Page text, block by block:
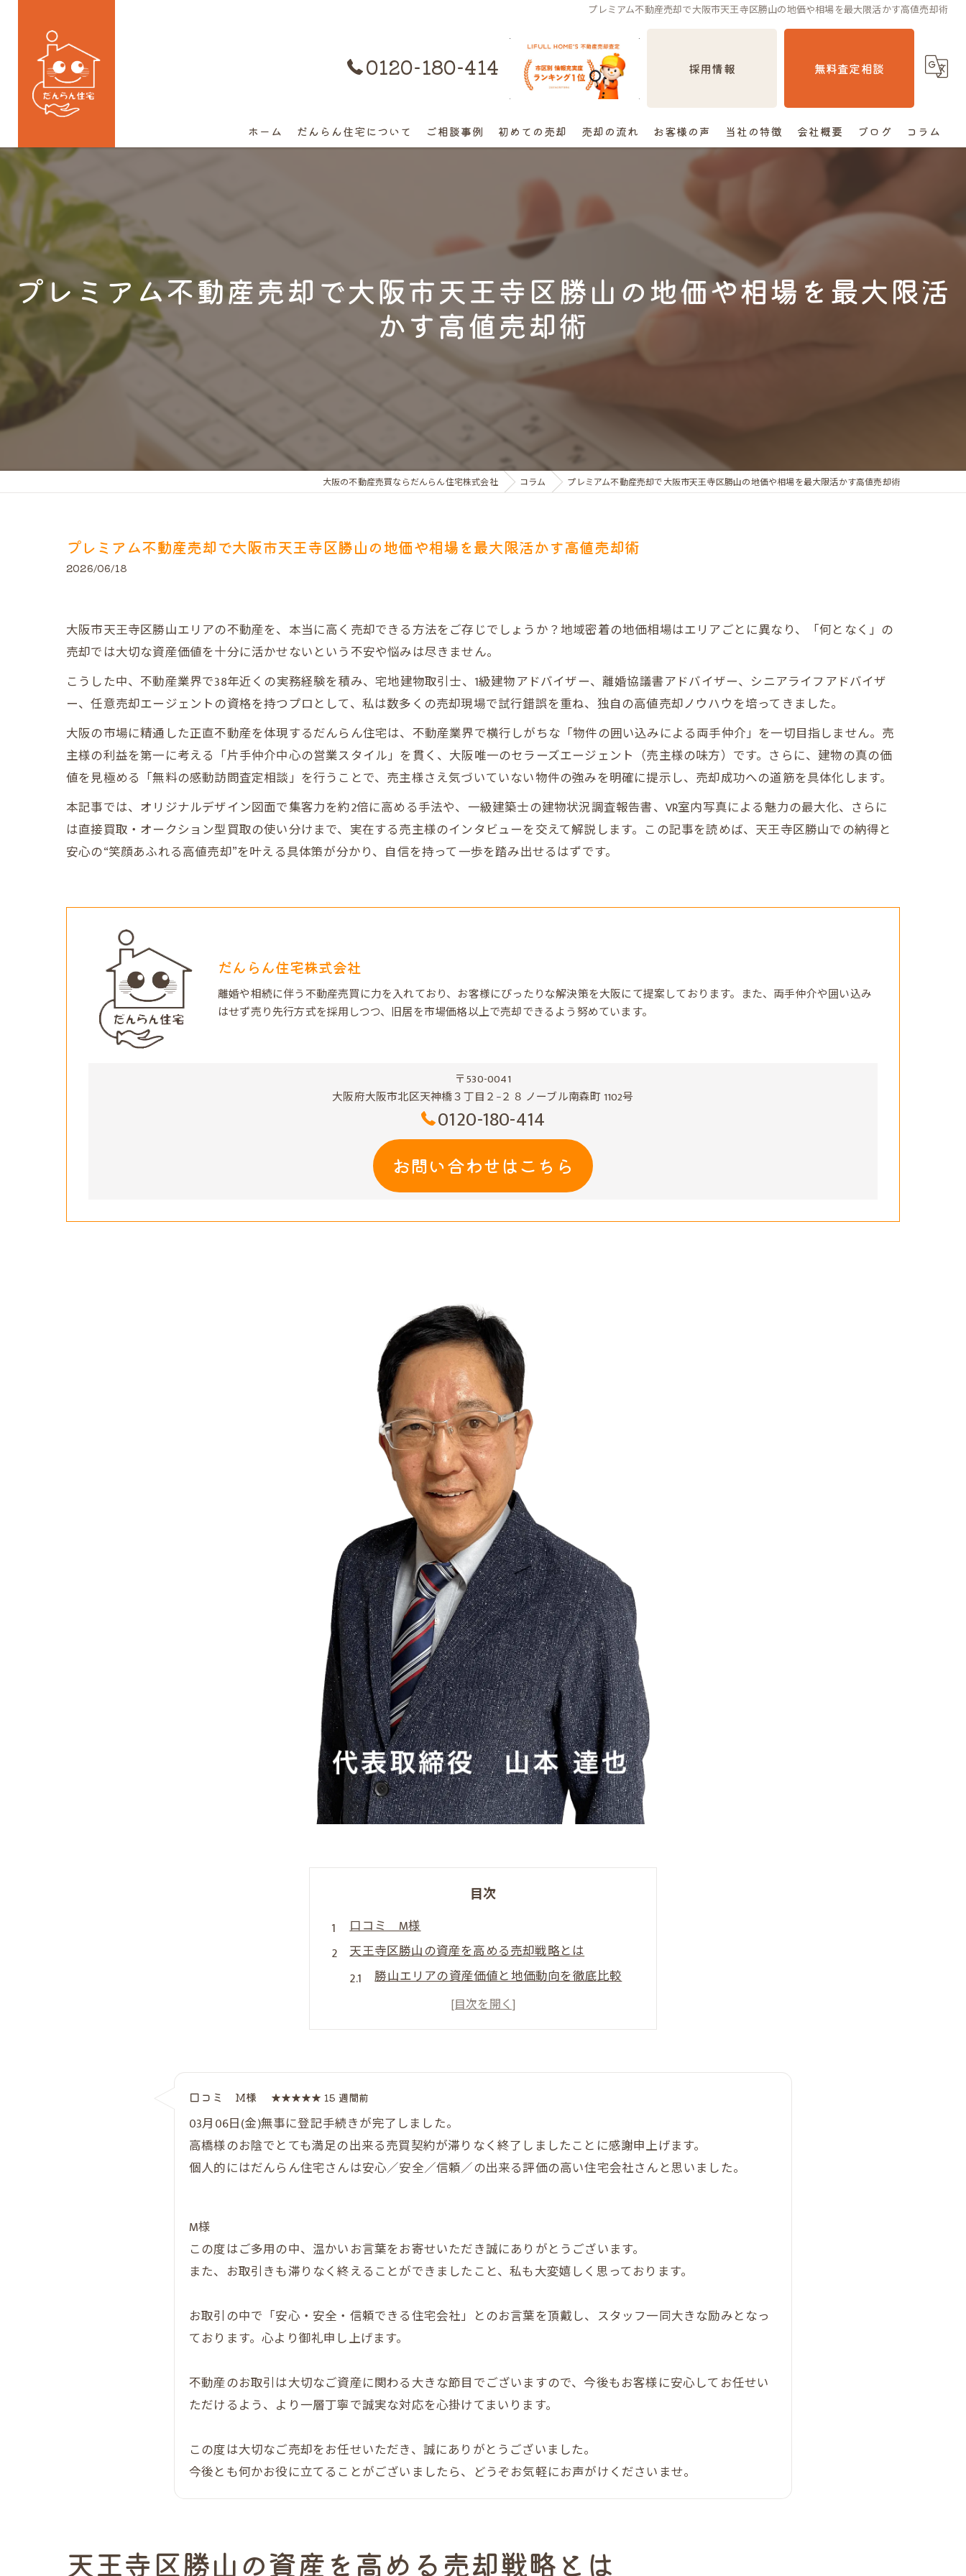
プレミアム不動産売却で大阪市天王寺区勝山の地価や相場を最大限活かす高値売却術
0120-180-414 購入はコチラ 採用情報 無料査定相談
ホーム だんらん住宅について ご相談事例
離婚不動産の売却相談
高額早期売却の相談
終活売却の相談
空き家の相談
マンショントラブルでの買替え相談
初めての売却 売却の流れ お客様の声 当社の特徴
住み替え
会社概要 ブログ コラム
プレミアム不動産売却で大阪市天王寺区勝山の地価や相場を最大限活
かす高値売却術
大阪の不動産売買ならだんらん住宅株式会社 コラム プレミアム不動産売却で大阪市天王寺区勝山の地価や相場を最大限活かす高値売却術
プレミアム不動産売却で大阪市天王寺区勝山の地価や相場を最大限活かす高値売却術
2026/06/18
大阪市天王寺区勝山エリアの不動産を、本当に高く売却できる方法をご存じでしょうか？地域密着の地価相場はエリアごとに異なり、「何となく」の
売却では大切な資産価値を十分に活かせないという不安や悩みは尽きません。
こうした中、不動産業界で38年近くの実務経験を積み、宅地建物取引士、1級建物アドバイザー、離婚協議書アドバイザー、シニアライフアドバイザ
ー、任意売却エージェントの資格を持つプロとして、私は数多くの売却現場で試行錯誤を重ね、独自の高値売却ノウハウを培ってきました。
大阪の市場に精通した正直不動産を体現するだんらん住宅は、不動産業界で横行しがちな「物件の囲い込みによる両手仲介」を一切目指しません。売
主様の利益を第一に考える「片手仲介中心の営業スタイル」を貫く、大阪唯一のセラーズエージェント（売主様の味方）です。さらに、建物の真の価
値を見極める「無料の感動訪問査定相談」を行うことで、売主様さえ気づいていない物件の強みを明確に提示し、売却成功への道筋を具体化します。
本記事では、オリジナルデザイン図面で集客力を約2倍に高める手法や、一級建築士の建物状況調査報告書、VR室内写真による魅力の最大化、さらに
は直接買取・オークション型買取の使い分けまで、実在する売主様のインタビューを交えて解説します。この記事を読めば、天王寺区勝山での納得と
安心の“笑顔あふれる高値売却”を叶える具体策が分かり、自信を持って一歩を踏み出せるはずです。
だんらん住宅株式会社
離婚や相続に伴う不動産売買に力を入れており、お客様にぴったりな解決策を大阪にて提案しております。また、両手仲介や囲い込み
はせず売り先行方式を採用しつつ、旧居を市場価格以上で売却できるよう努めています。
〒530-0041
大阪府大阪市北区天神橋３丁目２−２８ ノーブル南森町 1102号
0120-180-414
お問い合わせはこちら
目次
口コミ M様
天王寺区勝山の資産を高める売却戦略とは
勝山エリアの資産価値と地価動向を徹底比較
プレミアム不動産売却の成功事例に学ぶ
大阪市天王寺区で高値売却を目指すポイント
資産整理を進めるなら知っておきたい基礎知識
プレミアム不動産売却が叶える高値成約体験
高値成約へ導くプレミアム不動産売却の流れ
だんらん住宅が選ばれる理由と評判の実際
大阪市不動産売却で重要な査定精度の違い
納得して売れるための安心ポイントを徹底解説
一級建築士による建物調査の安心サポート
大阪市内で安心して任せる不動産会社比較
だんらん住宅スタッフの対応力と信頼性
だんらん住宅の独自サービスで差がつく理由
VR室内写真で買主の新生活を提案
直接買取とオークション買取の違いを比較
仲介手数料不要のメリットを最大化する方法
買主が魅了される見せ方と集客力アップの秘訣
口コミ M様 ★★★★★ 15 週間前
03月06日(金)無事に登記手続きが完了しました。
高橋様のお陰でとても満足の出来る売買契約が滞りなく終了しましたことに感謝申上げます。
個人的にはだんらん住宅さんは安心／安全／信頼／の出来る評価の高い住宅会社さんと思いました。
M様
この度はご多用の中、温かいお言葉をお寄せいただき誠にありがとうございます。
また、お取引きも滞りなく終えることができましたこと、私も大変嬉しく思っております。
お取引の中で「安心・安全・信頼できる住宅会社」とのお言葉を頂戴し、スタッフ一同大きな励みとなっ
ております。心より御礼申し上げます。
不動産のお取引は大切なご資産に関わる大きな節目でございますので、今後もお客様に安心してお任せい
ただけるよう、より一層丁寧で誠実な対応を心掛けてまいります。
この度は大切なご売却をお任せいただき、誠にありがとうございました。
今後とも何かお役に立てることがございましたら、どうぞお気軽にお声がけくださいませ。
天王寺区勝山の資産を高める売却戦略とは